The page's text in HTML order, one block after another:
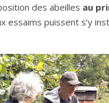
des abeilles au
essaims puissent s’y